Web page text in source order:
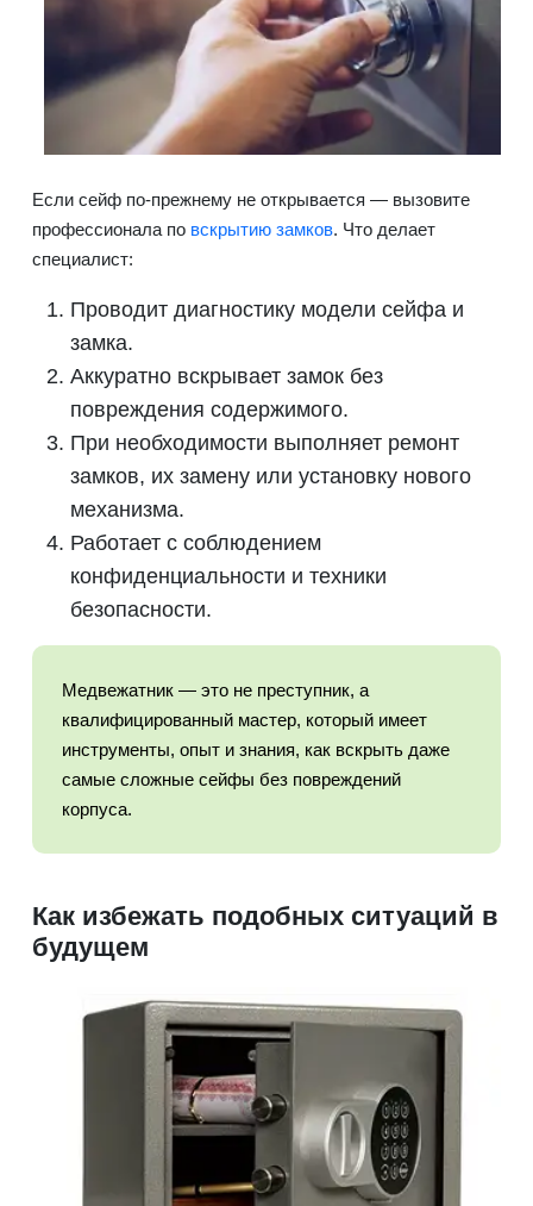
Если сейф по-прежнему не открывается — вызовите
профессионала по вскрытию замков. Что делает
специалист:
Проводит диагностику модели сейфа и
замка.
Аккуратно вскрывает замок без
повреждения содержимого.
При необходимости выполняет ремонт
замков, их замену или установку нового
механизма.
Работает с соблюдением
конфиденциальности и техники
безопасности.
Медвежатник — это не преступник, а
квалифицированный мастер, который имеет
инструменты, опыт и знания, как вскрыть даже
самые сложные сейфы без повреждений
корпуса.
Как избежать подобных ситуаций в
будущем